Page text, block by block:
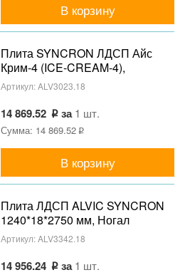
В корзину
Плита SYNCRON ЛДСП Айс
Крим-4 (ICE-CREAM-4),
коллекция JADE, 1240*18*2750
мм
Артикул:ALV3023.18
14 869.52 за1 шт.
Сумма: 14 869.52
В корзину
Плита ЛДСП ALVIC SYNCRON
1240*18*2750 мм, Ногал
Розалес 03 (Nogal Rosales 03)
Артикул:ALV3342.18
14 956.24 за1 шт.